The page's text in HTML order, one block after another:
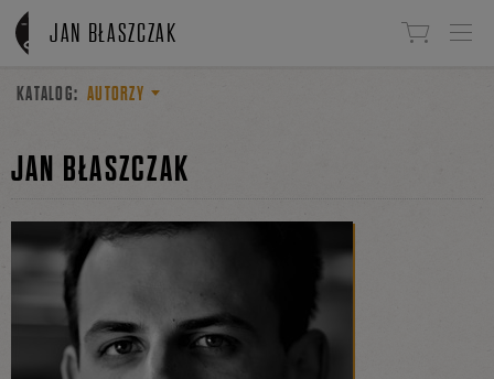
Linki do przejścia
JAN BŁASZCZAK
KATALOG: AUTORZY
JAN BŁASZCZAK